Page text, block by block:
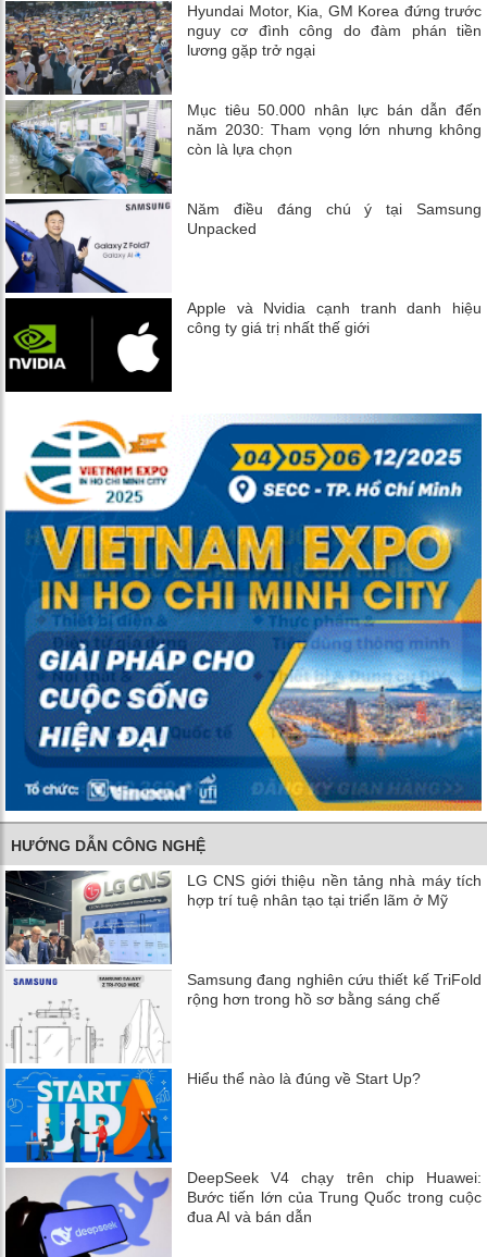
Hyundai Motor, Kia, GM Korea đứng trước
nguy cơ đình công do đàm phán tiền
lương gặp trở ngại
Mục tiêu 50.000 nhân lực bán dẫn đến
năm 2030: Tham vọng lớn nhưng không
còn là lựa chọn
Năm điều đáng chú ý tại Samsung
Unpacked
Apple và Nvidia cạnh tranh danh hiệu
công ty giá trị nhất thế giới
HƯỚNG DẪN CÔNG NGHỆ
LG CNS giới thiệu nền tảng nhà máy tích
hợp trí tuệ nhân tạo tại triển lãm ở Mỹ
Samsung đang nghiên cứu thiết kế TriFold
rộng hơn trong hồ sơ bằng sáng chế
Hiểu thể nào là đúng về Start Up?
DeepSeek V4 chạy trên chip Huawei:
Bước tiến lớn của Trung Quốc trong cuộc
đua AI và bán dẫn